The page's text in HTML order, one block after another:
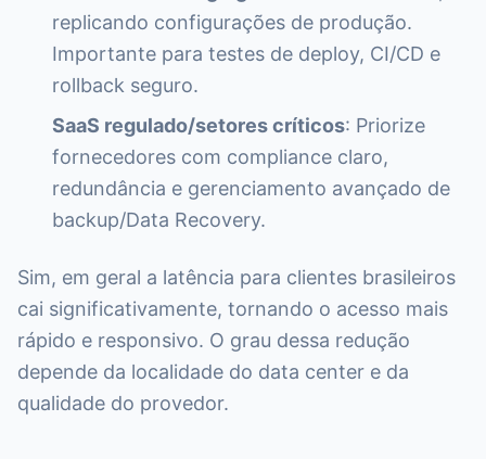
replicando configurações de produção.
Importante para testes de deploy, CI/CD e
rollback seguro.
SaaS regulado/setores críticos: Priorize
fornecedores com compliance claro,
redundância e gerenciamento avançado de
backup/Data Recovery.
Sim, em geral a latência para clientes brasileiros
cai significativamente, tornando o acesso mais
rápido e responsivo. O grau dessa redução
depende da localidade do data center e da
qualidade do provedor.